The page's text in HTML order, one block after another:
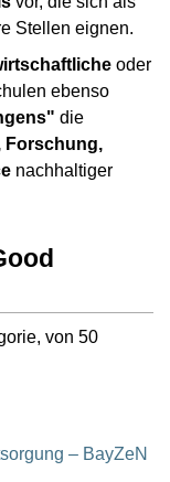
Stellen eignen.
oder
ebenso
die
Forschung,
nachhaltiger
von 50
– BayZeN